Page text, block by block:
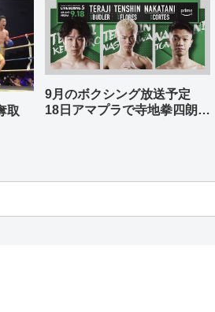
取
9月のボクシング放送予定
18日アマプラで寺地拳四朗、